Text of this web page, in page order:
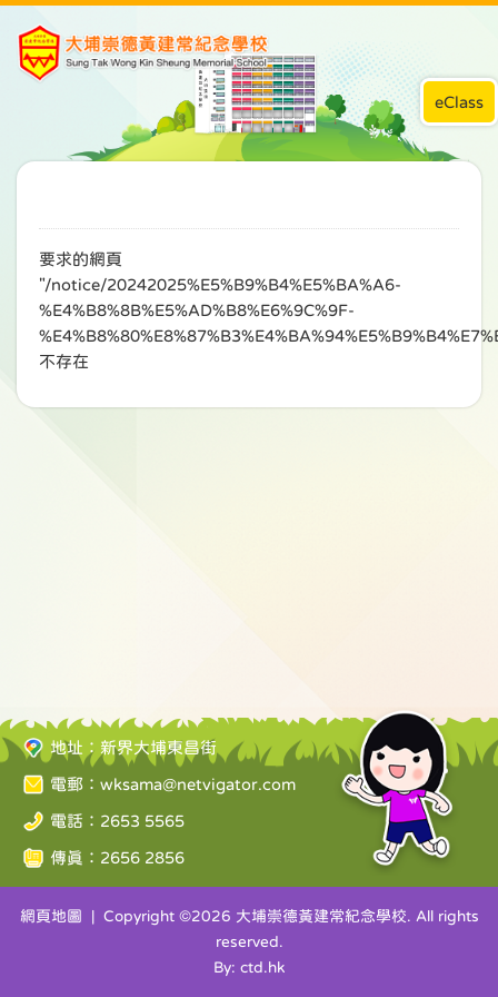
eClass
要求的網頁
"/notice/20242025%E5%B9%B4%E5%BA%A6-
%E4%B8%8B%E5%AD%B8%E6%9C%9F-
不存在
地址：新界大埔東昌街
電郵： wksama@netvigator.com
電話：2653 5565
傳真：2656 2856
網頁地圖 | Copyright ©2026 大埔崇德黃建常紀念學校. All rights
reserved.
By: ctd.hk